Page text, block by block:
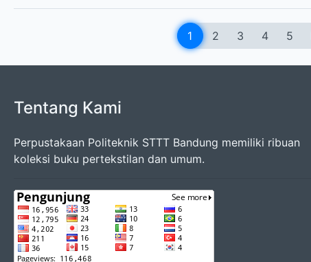
1 2 3 4 5
Tentang Kami
Perpustakaan Politeknik STTT Bandung memiliki ribuan
koleksi buku pertekstilan dan umum.